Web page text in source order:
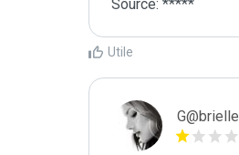
Source: *****
Utile
G@brielle